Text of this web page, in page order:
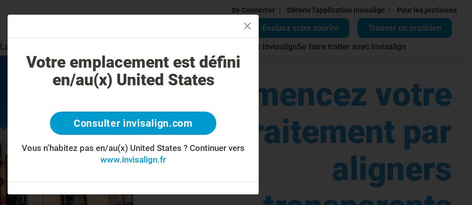
Se Connecter Obtenir l'application Invisalign Pour les praticiens
Évaluez votre sourire
Trouver un praticien
La particularité du traitement Invisalign Coût du traitement InvisalignSe faire traiter avec Invisalign
Commencez votre
traitement par
aligners
Votre emplacement est défini
en/au(x) United States
Consulter invisalign.com
Vous n’habitez pas en/au(x) United States ? Continuer vers
www.invisalign.fr